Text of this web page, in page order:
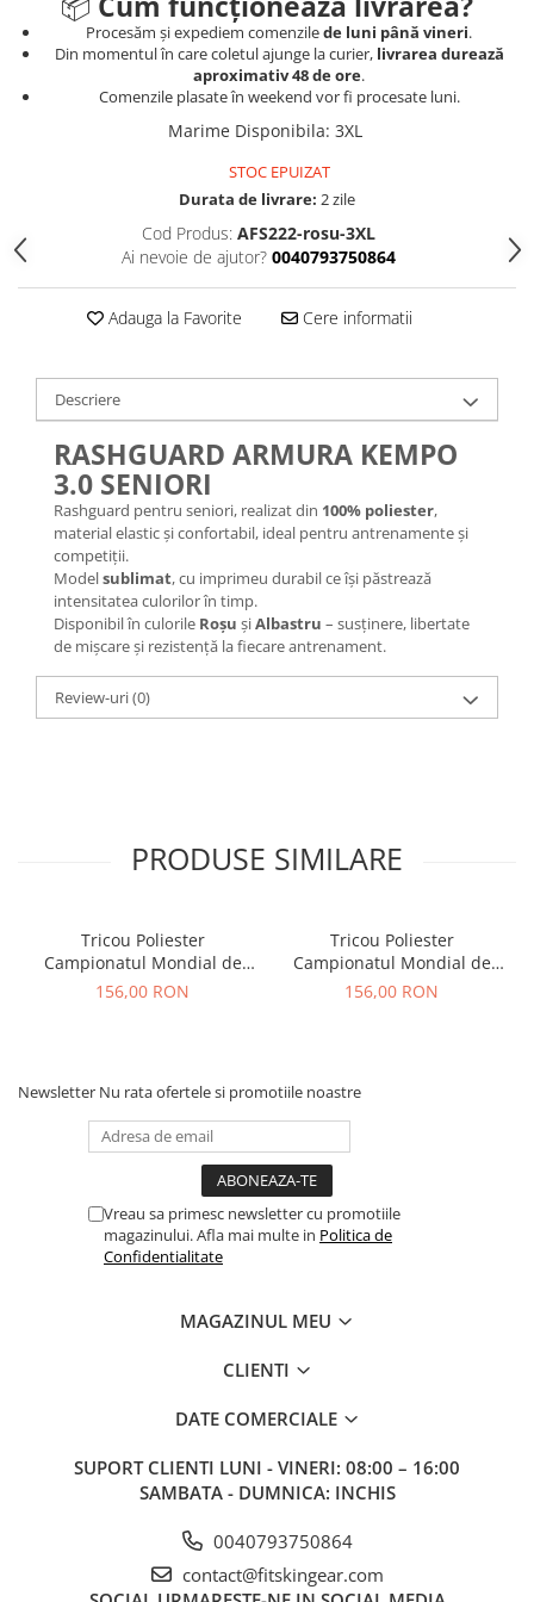
Procesăm și expediem comenzilede luni până vineri.
Din momentul în care coletul ajunge la curier, livrarea durează
aproximativ 48 de ore.
Comenzile plasate în weekend vor fi procesate luni.
Marime Disponibila: 3XL
STOC EPUIZAT
Durata de livrare: 2 zile
Cod Produs: AFS222-rosu-3XL
Ai nevoie de ajutor? 0040793750864
Adauga la Favorite Cere informatii
Descriere
RASHGUARD ARMURA KEMPO
3.0 SENIORI
Rashguard pentru seniori, realizat din 100% poliester,
material elastic și confortabil, ideal pentru antrenamente și
competiții.
Modelsublimat, cu imprimeu durabil ce își păstrează
intensitatea culorilor în timp.
Disponibil în culorile Roșu șiAlbastru – susținere, libertate
de mișcare și rezistență la fiecare antrenament.
Review-uri(0)
PRODUSE SIMILARE
Tricou Poliester
Campionatul Mondial de
Karate WUKF 2026
156,00 RON
Tricou Poliester
Campionatul Mondial de
Karate WUKF 2026
156,00 RON
Newsletter Nu rata ofertele si promotiile noastre
Vreau sa primesc newsletter cu promotiile
magazinului. Afla mai multe in Politica de
Confidentialitate
MAGAZINUL MEU
CLIENTI
DATE COMERCIALE
SUPORT CLIENTI LUNI - VINERI: 08:00 – 16:00
SAMBATA - DUMNICA: INCHIS
0040793750864
contact@fitskingear.com